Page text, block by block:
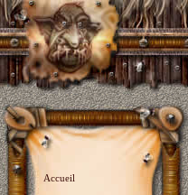
Accueil